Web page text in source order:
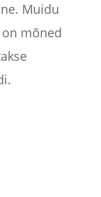
Muidu
mõned